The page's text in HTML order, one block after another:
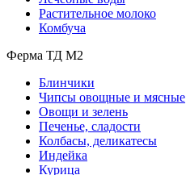
Растительное молоко
Комбуча
Ферма ТД М2
Блинчики
Чипсы овощные и мясные
Овощи и зелень
Печенье, сладости
Колбасы, деликатесы
Индейка
Курица